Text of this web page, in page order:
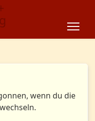
wenn du die